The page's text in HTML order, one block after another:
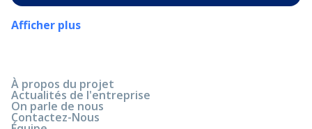
Afficher plus
À propos du projet
Actualités de l'entreprise
On parle de nous
Contactez-Nous